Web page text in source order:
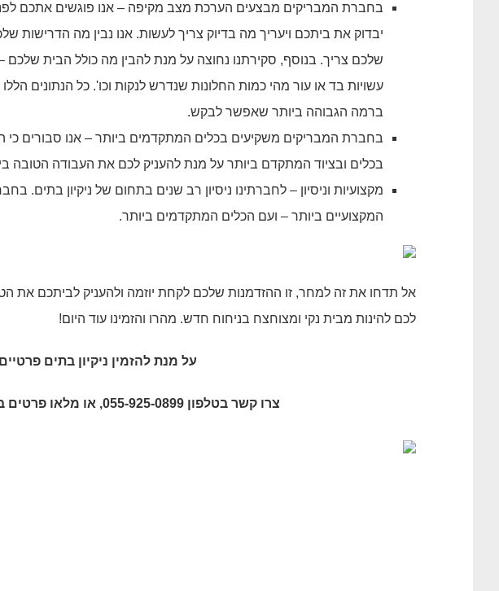
בחברת המבריקים מבצעים הערכת מצב מקיפה – אנו פוגשים אתכם
יבדוק את ביתכם ויעריך מה בדיוק צריך לעשות. אנו נבין מה הדרישות
שלכם צריך. בנוסף, סקירתנו נחוצה על מנת להבין מה כולל הבית
עשויות בד או עור מהי כמות החלונות שנדרש לנקות וכו'. כל הנתונים
ברמה הגבוהה ביותר שאפשר לבקש.
בחברת המבריקים משקיעים בכלים המתקדמים ביותר – אנו סבורים כי
בכלים ובציוד המתקדם ביותר על מנת להעניק לכם את העבודה הטובה
מקצועיות וניסיון – לחברתינו ניסיון רב שנים בתחום של ניקיון
המקצועיים ביותר – ועם הכלים המתקדמים ביותר.
אל תדחו את זה למחר, זו ההזדמנות שלכם לקחת יוזמה ולהעניק לביתכם את
לכם להינות מבית נקי ומצוחצח בניחוח חדש. מהרו והזמינו עוד היום!
על מנת להזמין ניקיון בתים
צרו קשר בטלפון 055-925-0899, או מלאו פרטים בעמוד יצירת קשר באתר.